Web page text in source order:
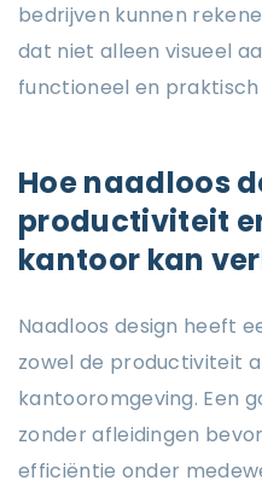
bedrijven kunnen
dat niet alleen visueel
functioneel en praktisch
Hoe naadloos
productiviteit
kantoor kan
Naadloos design heeft
zowel de productiviteit
kantooromgeving. Een
zonder afleidingen
efficiëntie onder